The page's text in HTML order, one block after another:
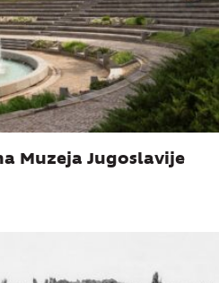
Muzeja Jugoslavije